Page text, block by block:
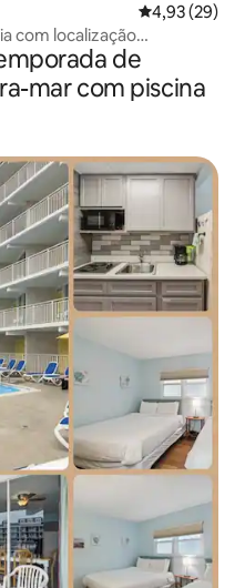
4,93 de uma
4,93 (29)
com localização
de
mar com piscina